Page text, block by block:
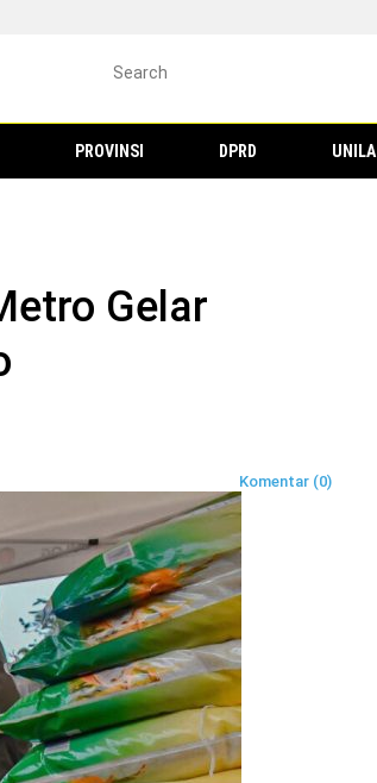
PROVINSI DPRD UNILA
Gelar
Komentar (0)